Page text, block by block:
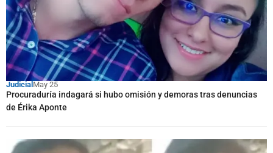
JudicialMay 25
Procuraduría indagará si hubo omisión y demoras tras denuncias
de Érika Aponte